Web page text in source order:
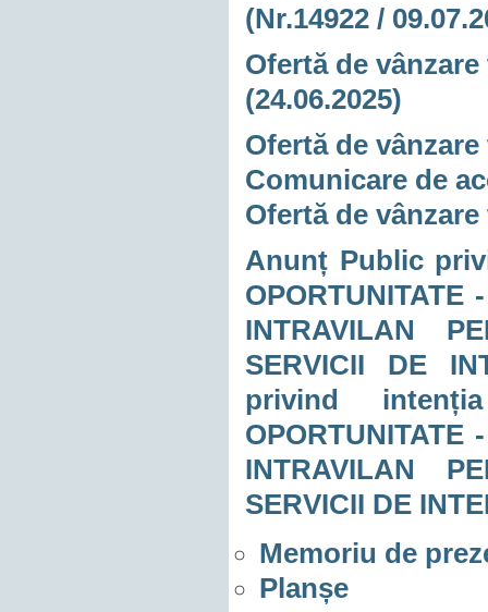
(Nr.14922 /
Ofertă de
(24.06.2025)
Ofertă de
Comunicare de
Ofertă de
Anunț Public
OPORTUNITATE
INTRAVILAN
SERVICII DE
privind
OPORTUNITATE
INTRAVILAN
SERVICII DE
Memoriu de
Planșe